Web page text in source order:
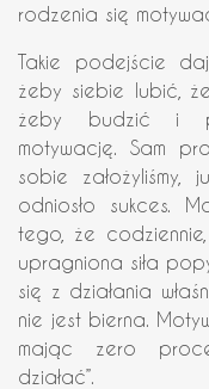
rodzenia się
Takie podejście
żeby siebie lubić,
żeby budzić i
motywację. Sam
sobie
odniosło sukces.
tego, że
upragniona siła
się z działania
nie jest bierna.
mając zero
działać”.